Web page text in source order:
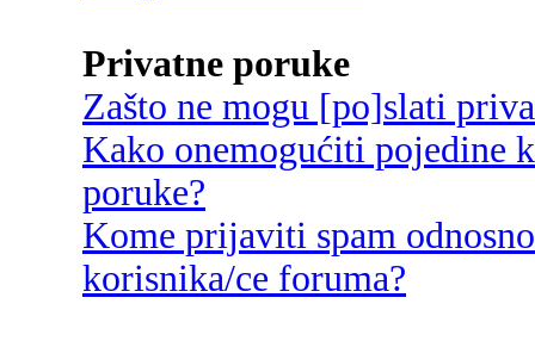
Privatne poruke
Zašto ne mogu [po]slati
Kako onemogućiti pojedine
poruke?
Kome prijaviti spam
korisnika/ce foruma?